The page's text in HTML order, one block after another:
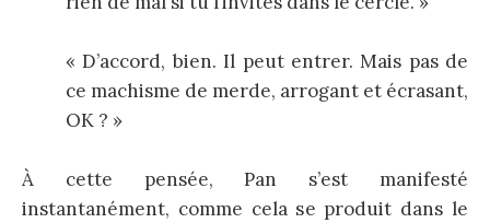
« D’accord, bien. Il peut entrer. Mais pas de
ce machisme de merde, arrogant et écrasant,
OK ? »
À cette pensée, Pan s’est manifesté
instantanément, comme cela se produit dans le